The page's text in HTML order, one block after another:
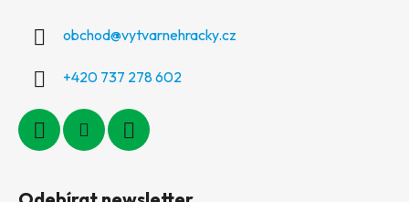
obchod@vytvarnehracky.cz
+420 737 278 602